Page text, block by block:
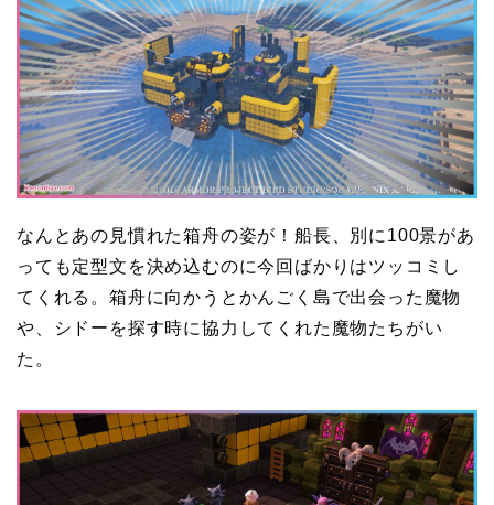
なんとあの見慣れた箱舟の姿が！船長、別に100景があ
っても定型文を決め込むのに今回ばかりはツッコミし
てくれる。箱舟に向かうとかんごく島で出会った魔物
や、シドーを探す時に協力してくれた魔物たちがい
た。